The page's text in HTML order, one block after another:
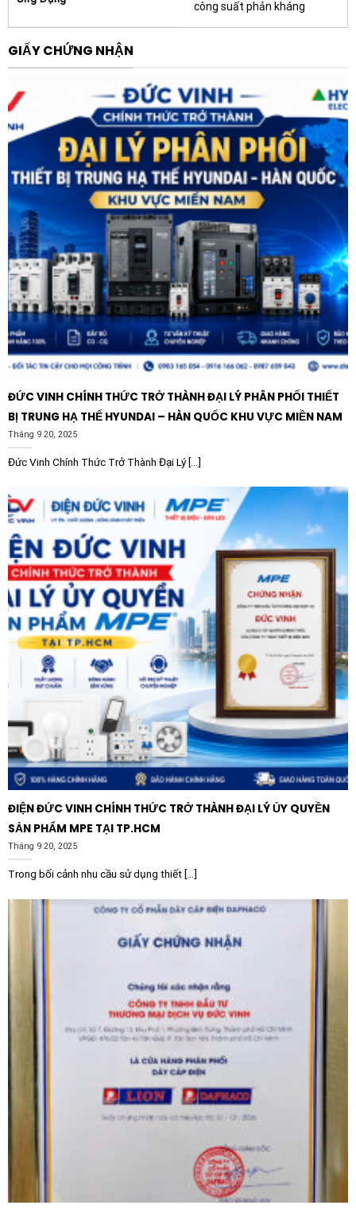
Thông số kỹ thuật cơ bản
SR525100T-13 100KVAR 525V 13%
Hãng sản xuất: SHIHLIN
Công suất định mức: 100KVAR
Điện áp định mức: 525V
Hệ số lọc hài: 13%
Vật liệu cuộn dây: Đồng
Ứng dụng: Lọc sóng hài cho hệ thống bù công suất
phản kháng
Ứng dụng thực tế
Cuộn kháng lõi đồng SHIHLIN SH-SR525100T-13
100KVAR 525V 13% được ứng dụng rộng rãi trong các
hệ thống điện có yêu cầu cao về chất lượng điện năng,
bao gồm:
Nhà máy công nghiệp có nhiều thiết bị biến tần, máy
hàn, lò hồ quang – những thiết bị phát sinh sóng hài
lớn.
Tòa nhà văn phòng, trung tâm thương mại sử dụng
nhiều thiết bị điện tử, hệ thống chiếu sáng LED và
máy điều hòa trung tâm.
Các trạm biến áp, tủ điện tổng (MSB) của các khu
chế xuất, nơi cần đảm bảo hệ số công suất Cosphi
luôn đạt mức quy định của điện lực.
Tại sao nên chọn thương hiệu Shihlin?
Shihlin Electric là một trong những tập đoàn hàng đầu
thế giới về thiết bị điện và tự động hóa. Các sản phẩm
của Shihlin luôn tuân thủ nghiêm ngặt các tiêu chuẩn
quốc tế về an toàn và hiệu suất. Lựa chọn Cuộn kháng
lõi đồng SHIHLIN SH-SR525100T-13 không chỉ là mua
một thiết bị điện, mà là đầu tư vào sự an tâm và ổn
định cho toàn bộ hạ tầng năng lượng của bạn.
công suất phản kháng
GIẤY CHỨNG NHẬN
ĐỨC VINH CHÍNH THỨC TRỞ THÀNH ĐẠI LÝ PHÂN PHỐI THIẾT
BỊ TRUNG HẠ THẾ HYUNDAI – HÀN QUỐC KHU VỰC MIỀN NAM
Tháng 9 20, 2025
Đức Vinh Chính Thức Trở Thành Đại Lý [...]
ĐIỆN ĐỨC VINH CHÍNH THỨC TRỞ THÀNH ĐẠI LÝ ỦY QUYỀN
SẢN PHẨM MPE TẠI TP.HCM
Tháng 9 20, 2025
Trong bối cảnh nhu cầu sử dụng thiết [...]